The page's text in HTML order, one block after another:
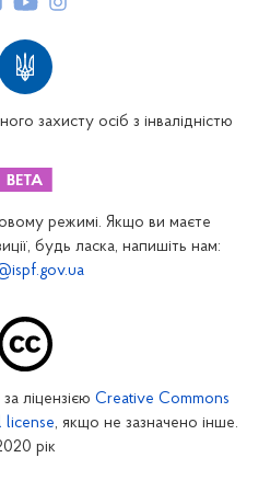
захисту осіб з інвалідністю
режимі. Якщо ви маєте
будь ласка, напишіть нам:
ліцензією Creative Commons
license, якщо не зазначено інше.
рік